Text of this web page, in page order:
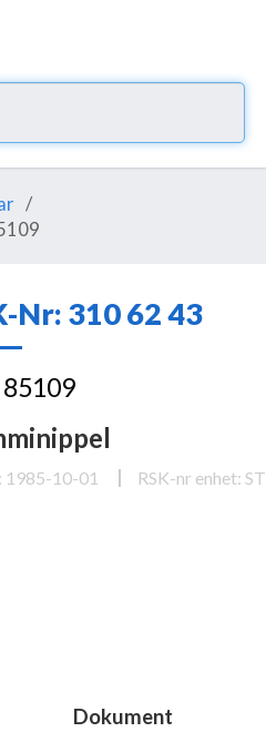
Nr: 310 62 43
85109
1985-10-01 RSK-nr enhet: ST
Dokument